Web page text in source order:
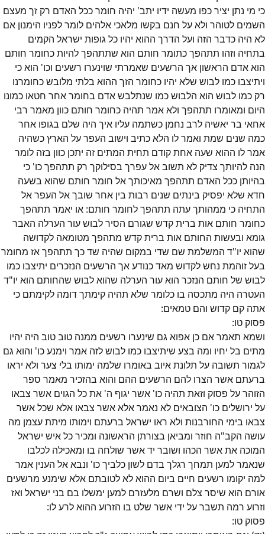
כי מי נתן יציר כפו מעשה ידיו יתב' יהיה חומר ככל האדם רק זך מעצם
השמים לטוהר ולא על חנם בקשו מלאכי אלהים לומר לפניו הימנון אם
לא היה כדבר הזה ועל הדרך ההוא יהיו כל גופות ישראל הקמים
בתחיה וזהו תתהפך כתומר חותם הוא שתתהפך להיות כחומר חותם
הוא אדם הראשון אך הרשעים שאמרתי שוינערו רשעים וכו' הוא כי
ויתיצבו כמו לבוש שלא יהיו כחומר הזך ההוא בלתי מלובש כחומרנו
רק כמו לבוש הוא הלבוש כמו שנתלבש אדם בחומר אחר חטאו כמונו
היום ומאומרו תתהפך ולא אמר תהיה כחומר חותם כוון מאמר רבי
אחאי בר יאשיה לרב נחמן כשתמה עליו איך היה שלם בגופו אחר
כמה שנים שמת ואמר לו הלא כתיב וישוב העפר על הארץ כשהיה
אמר לו ההוא שעה אחת קודם תחית המתים זה יתכן כוון בזה לומר
הנה להיותך צדיק לא תשוב אל עפרך בסילוקך רק תתהפך כו' כי
בהיותן ככל האדם תתהפך מאיכותך אל חומר חותם שהוא בשעה
חדא שלא יפסיק בינתים שנים רבות בין אחר שובך אל העפר אל
התחיה כי ממהותך עתה תתהפך לחומר חותם: או יאמר תתהפך
כחומר חותם אות ברית קדש שגורם הסיר לבוש עור הערלה האבר
גומא ובעשות החותם אות ברית קדש מתהפך מטומאה לקדושה
שהוא יו"ד המשלמת שם שדי במקום שהיה שד כך תתהפך אז מחומר
בעל זוהמת נחש לקדוש מאד כנודע אך הרשעים הנזכרים יתיצבו כמו
לבוש של חותם הנזכר הוא עור הערלה שהוא לבוש שהחותם הוא יו"ד
העטרה היה מתכסה בו כלומר שלא תהיה קימתך דומה לקימתם כי
אתה קם קדוש והם טמאים:
פסוק טו:
ושמא תאמר אם כן אפוא גם שינערו רשעים ממנה טוב טוב היה יהיו
מתים בל יחיו ומה בצע שיתיצבו כמו לבוש לזה אמר וימנע כו' והוא גם
לגמור תשובה על תלונת איוב באומרו שלמה ימותו בלי צער ולא יראו
ברעתם אשר הצרו להם הרשעים ההם והוא בהזכיר מאמר ספר
הזוהר על פסוק וזאת תהיה כו' אשר יגוף ה' את כל הגוים אשר צבאו
על ירושלים כו' הצובאים לא נאמר אלא אשר צבאו אלא שכל אשר
צבאו בימי החורבנות ולא ראו ישראל ברעתם וימותו מיתת עצמן מה
עושה הקב"ה חוזר ומביאן בצורתן הראשונה ומכיר כל איש ישראל
המוכה את אשר הכהו ושובר יד אשר שולחה בו ומאכילה לכלבו
שנאמר למען תמחך רגלך בדם לשון כלביך כו' ונבא אל הענין אמר
למה יקומו רשעים חיים ביום ההוא לא לטובתם אלא שימנע מרשעים
אורם הוא שיסר צלם ושרם מלעזרם למען ימשלו בם בני ישראל ואז
וזרוע רמה תשבר על ידי אשר שלט בו הזרוע ההוא לרע לו:
פסוק טו: